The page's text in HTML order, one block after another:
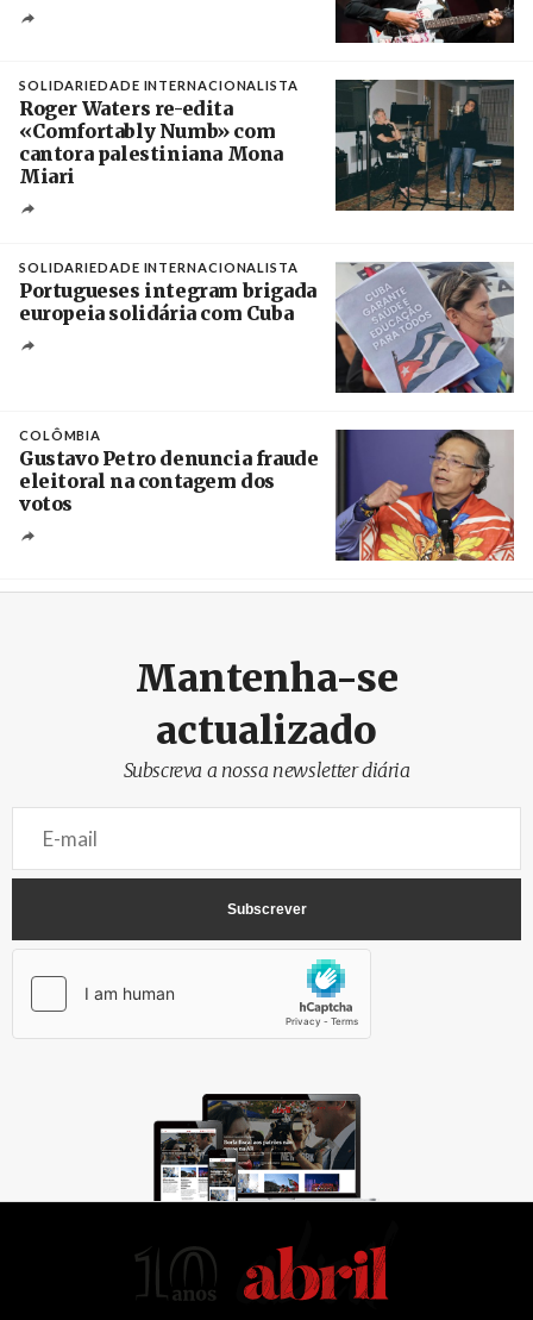
SOLIDARIEDADE INTERNACIONALISTA
Roger Waters re-edita
«Comfortably Numb» com
cantora palestiniana Mona
Miari
SOLIDARIEDADE INTERNACIONALISTA
Portugueses integram brigada
europeia solidária com Cuba
COLÔMBIA
Gustavo Petro denuncia fraude
eleitoral na contagem dos
votos
Mantenha-se
actualizado
Subscreva a nossa newsletter diária